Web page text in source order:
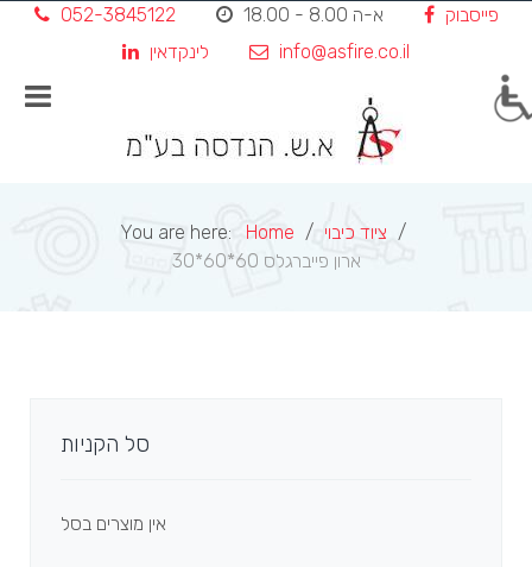
Skip
052-3845122 א-ה 8.00 - 18.00
פייסבוק
לינקדאין
info@asfire.co.il
You are here: Home
ציוד כיבוי
ארון פייברגלס 60*60*30
סל הקניות
אין מוצרים בסל